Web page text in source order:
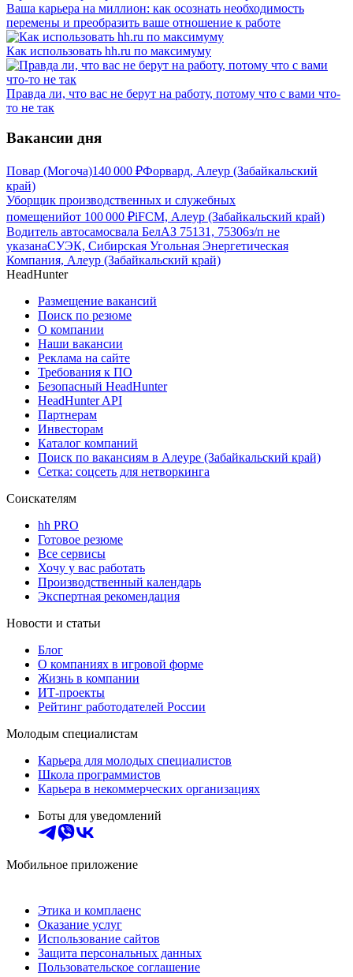
Ваша карьера на миллион: как осознать необходимость
перемены и преобразить ваше отношение к работе
Как использовать hh.ru по максимуму
Правда ли, что вас не берут на работу, потому что с вами что-
то не так
Вакансии дня
Повар (Могоча)140 000 ₽Форвард, Алеур (Забайкальский
край)
Уборщик производственных и служебных
помещенийот 100 000 ₽iFCM, Алеур (Забайкальский край)
Водитель автосамосвала БелАЗ 75131, 75306з/п не
указанаСУЭК, Сибирская Угольная Энергетическая
Компания, Алеур (Забайкальский край)
HeadHunter
Размещение вакансий
Поиск по резюме
О компании
Наши вакансии
Реклама на сайте
Требования к ПО
Безопасный HeadHunter
HeadHunter API
Партнерам
Инвесторам
Каталог компаний
Поиск по вакансиям в Алеуре (Забайкальский край)
Сетка: соцсеть для нетворкинга
Соискателям
hh PRO
Готовое резюме
Все сервисы
Хочу у вас работать
Производственный календарь
Экспертная рекомендация
Новости и статьи
Блог
О компаниях в игровой форме
Жизнь в компании
ИТ-проекты
Рейтинг работодателей России
Молодым специалистам
Карьера для молодых специалистов
Школа программистов
Карьера в некоммерческих организациях
Боты для уведомлений
Мобильное приложение
Этика и комплаенс
Оказание услуг
Использование сайтов
Защита персональных данных
Пользовательское соглашение